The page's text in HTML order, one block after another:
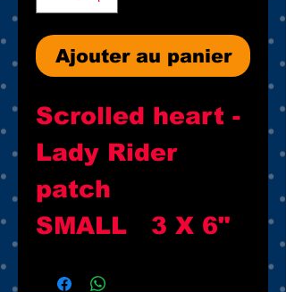
Ajouter au panier
Scrolled heart -
Lady Rider
patch
SMALL   3 X 6"